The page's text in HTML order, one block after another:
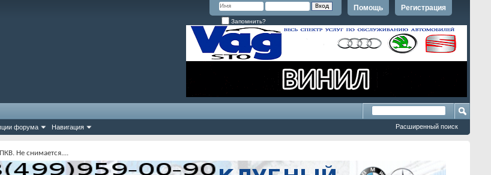
Регистрация
Помощь
Запомнить?
форума Навигация Расширенный поиск
Не снимается....